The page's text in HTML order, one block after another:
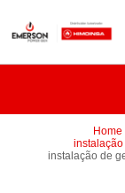
Home
instalação de